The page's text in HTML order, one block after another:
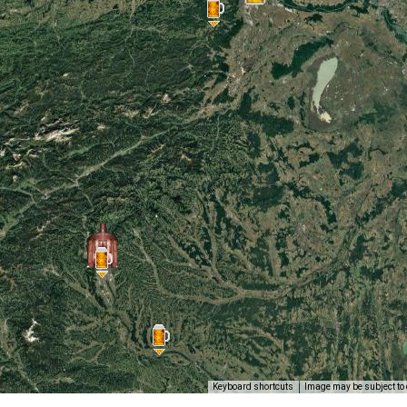
Keyboard shortcuts Image may be subject